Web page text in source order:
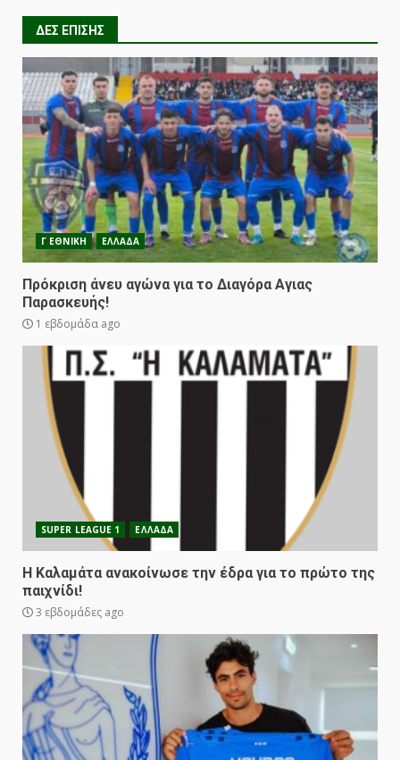
ΔΕΣ ΕΠΙΣΗΣ
Γ ΕΘΝΙΚΗ ΕΛΛΑΔΑ
Πρόκριση άνευ αγώνα για το Διαγόρα Αγιας
Παρασκευής!
1 εβδομάδα ago
SUPER LEAGUE 1 ΕΛΛΑΔΑ
Η Καλαμάτα ανακοίνωσε την έδρα για το πρώτο της
παιχνίδι!
3 εβδομάδες ago